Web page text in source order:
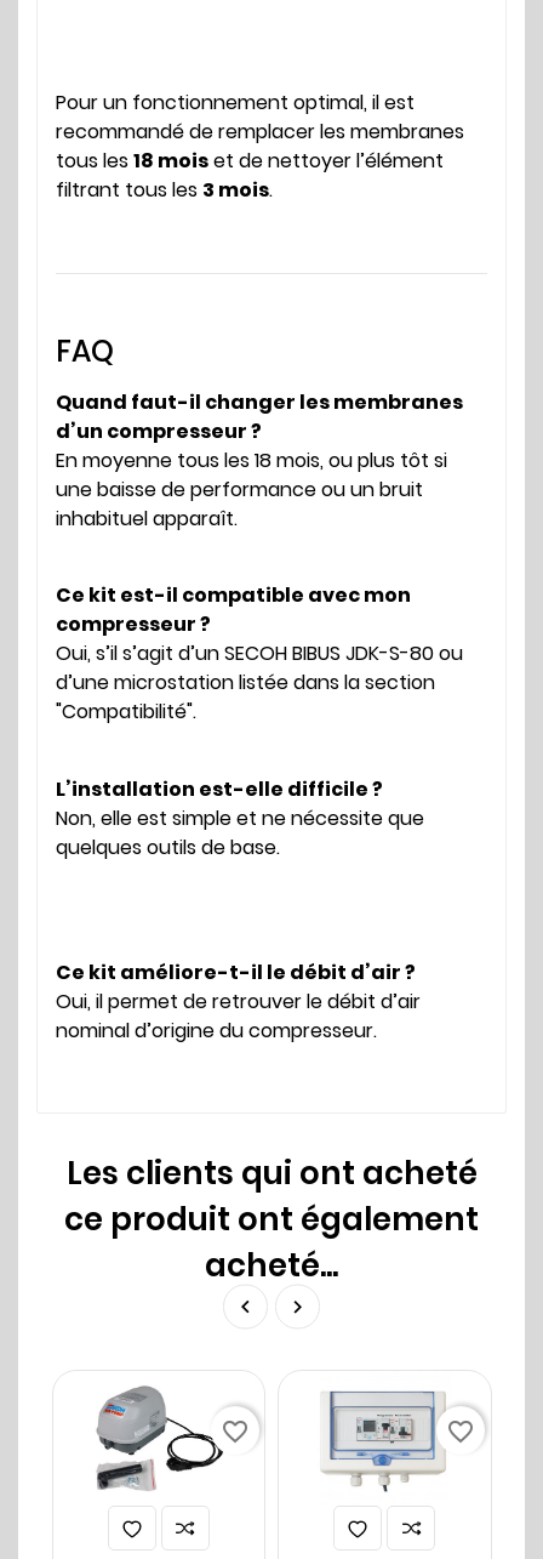
Pour un fonctionnement optimal, il est
recommandé de remplacer les membranes
tous les18 moiset de nettoyer l’élément
filtrant tous les 3 mois.
FAQ
Quand faut-il changer les membranes
d’un compresseur ?
En moyenne tous les 18 mois, ou plus tôt si
une baisse de performance ou un bruit
inhabituel apparaît.
Ce kit est-il compatible avec mon
compresseur ?
Oui, s’il s’agit d’un SECOH BIBUS JDK-S-80 ou
d’une microstation listée dans la section
"Compatibilité".
L’installation est-elle difficile ?
Non, elle est simple et ne nécessite que
quelques outils de base.
Ce kit améliore-t-il le débit d’air ?
Oui, il permet de retrouver le débit d’air
nominal d’origine du compresseur.
Les clients qui ont acheté
ce produit ont également
acheté...
 
favorite_border favorite_border